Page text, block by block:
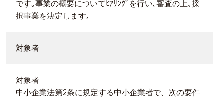
です｡事業の概要についてﾋｱﾘﾝｸﾞを行い､審査の上､採
択事業を決定します｡
対象者
対象者
中小企業法第2条に規定する中小企業者で、次の要件